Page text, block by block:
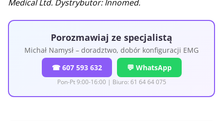
Medical Ltd. Dystrybutor: Innomed.
Porozmawiaj ze specjalistą
Michał Namysł – doradztwo, dobór konfiguracji EMG
☎ 607 593 632
💬 WhatsApp
Pon-Pt 9:00-16:00 | Biuro: 61 64 64 075